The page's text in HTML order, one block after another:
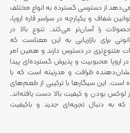
از دسترسی گسترده به انواع مختلف
شفاف و یکپارچه در سراسر قاره اروپا،
را آسان‌تر می‌کند. تنوع بالا در
برای بازاریابی به این معناست که
متنوع‌تری در دسترس دارند و همین امر
محبوبیت و پذیرش گسترده‌ای پیدا
ظرافت و مدرنیته است که با
است. این سیگارها با ترکیبی از طعم‌های
لوکس بودن و کیفیت بالا دست یافته‌اند.
به دنبال تجربه‌ای جدید و باکیفیت